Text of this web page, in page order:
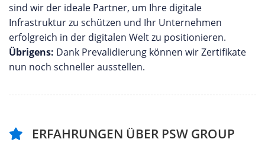
sind wir der ideale Partner, um Ihre digitale
Infrastruktur zu schützen und Ihr Unternehmen
erfolgreich in der digitalen Welt zu positionieren.
Übrigens: Dank Prevalidierung können wir Zertifikate
nun noch schneller ausstellen.
ERFAHRUNGEN ÜBER PSW GROUP